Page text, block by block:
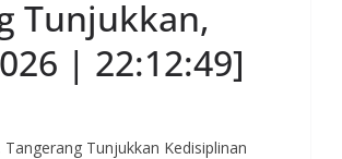
Tunjukkan,
| 22:12:49]
Tunjukkan Kedisiplinan